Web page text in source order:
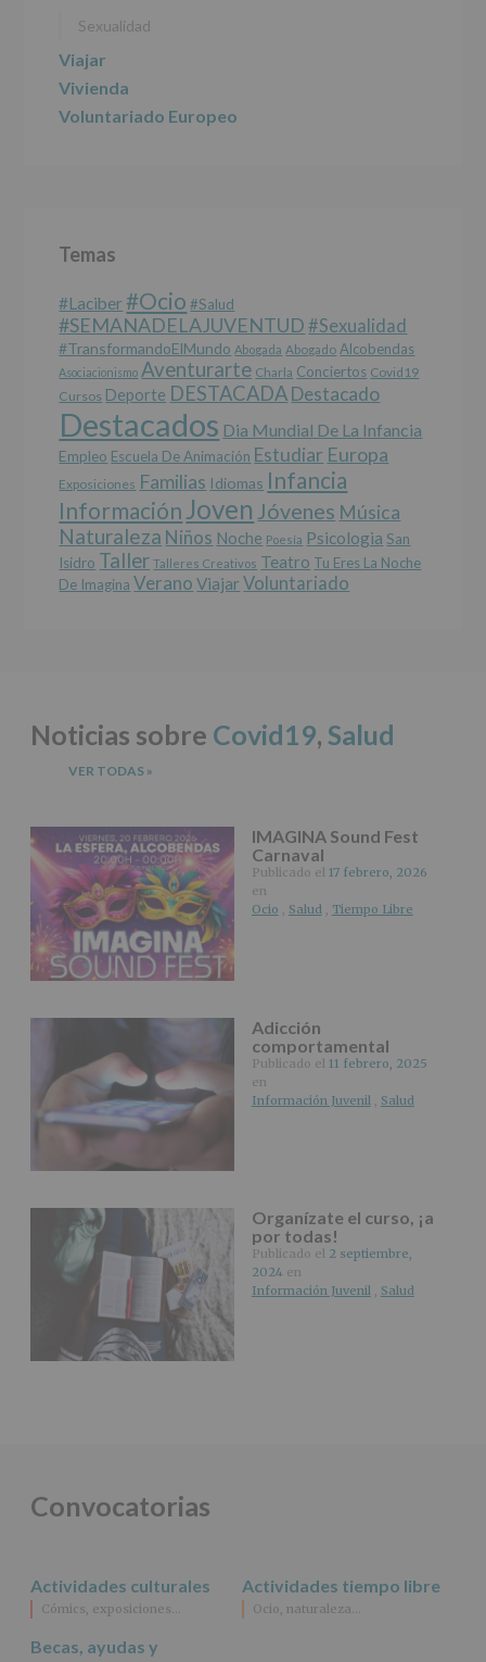
para
Legitimación
Consentimiento
interesado
se
datos
a
terceros,
salvo
obligación
legal.
Derechos:
De
acceso,
rectificación,
supresión,
así
como
otros
derechos,
según
Información
adicional
Puede
apartado
Aquí
Protegemos
tus
Datos
de
nuestra
página
web:
Obligatorio
Sexualidad
Viajar
Vivienda
Voluntariado Europeo
Temas
#laciber#Ocio #salud
#SEMANADELAJUVENTUD #sexualidad
#TransformandoElMundo Abogada Abogado Alcobendas
Asociacionismo Aventurarte Charla Conciertos Covid19
Cursos Deporte DESTACADADestacado
Destacados Dia Mundial De La Infancia
Empleo Escuela De Animación Estudiar Europa
Exposiciones Familias Idiomas Infancia
Información Joven Jóvenes Música
Naturaleza Niños Noche Poesía Psicologia San
Isidro Taller Talleres Creativos Teatro Tu Eres La Noche
De Imagina Verano Viajar Voluntariado
Noticias sobre Covid19, Salud
VER TODAS »
IMAGINA Sound Fest
Carnaval
Publicado el 17 febrero, 2026
en
Ocio , Salud, Tiempo Libre
Adicción
comportamental
Publicado el 11 febrero, 2025
en
Información Juvenil
Salud
Organízate el curso, ¡a
por todas!
Publicado el 2 septiembre,
2024en
Información Juvenil
Salud
Convocatorias
Actividades culturales
Cómics, exposiciones…
Actividades tiempo libre
Ocio, naturaleza…
Becas, ayudas y